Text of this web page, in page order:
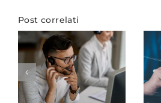
Post correlati
Gestisci in
modo
efficiente le
attività di